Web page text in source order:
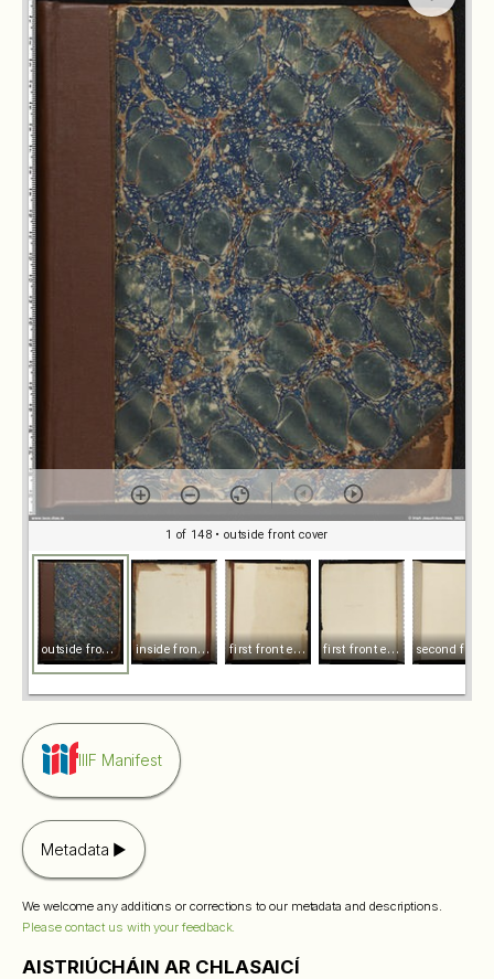
1 of 148 • outside front cover
o
utside front cover i
nside front cover f
irst front endleaf recto f
irst front endleaf verso
IIIF Manifest
Metadata
We welcome any additions or corrections to our metadata and descriptions.
Please contact us with your feedback.
AISTRIÚCHÁIN AR CHLASAICÍ